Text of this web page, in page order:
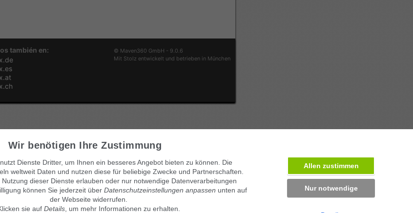
también en:
© Maven360 GmbH - 9.0.6
Mit Stolz entwickelt und betrieben in München
Wir benötigen Ihre Zustimmung
Dienste Dritter, um Ihnen ein besseres Angebot bieten zu können. Die
weltweit Daten und nutzen diese für beliebige Zwecke und Partnerschaften.
dieser Dienste erlauben oder nur notwendige Datenverarbeitungen
können Sie jederzeit über Datenschutzeinstellungen anpassen unten auf
der Webseite widerrufen.
sie auf Details, um mehr Informationen zu erhalten.
Allen zustimmen
Nur notwendige